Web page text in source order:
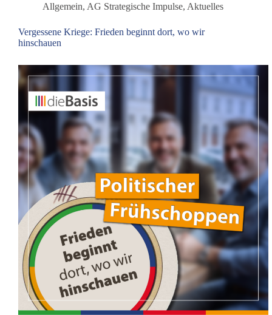
Allgemein, AG Strategische Impulse, Aktuelles
Vergessene Kriege: Frieden beginnt dort, wo wir
hinschauen